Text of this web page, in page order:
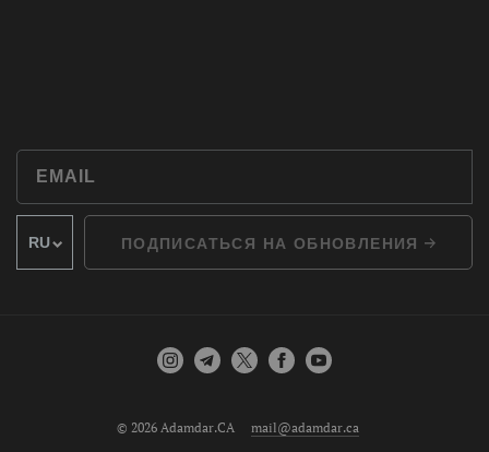
ПОДПИСАТЬСЯ НА ОБНОВЛЕНИЯ
© 2026 Adamdar.CA mail@adamdar.ca